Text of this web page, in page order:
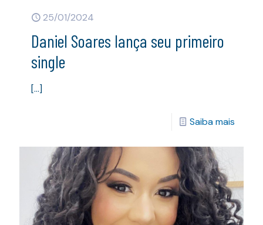
25/01/2024
Daniel Soares lança seu primeiro
single
[…]
Saiba mais